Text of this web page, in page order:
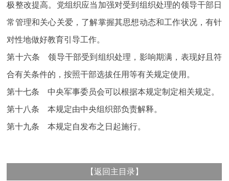
极整改提高。党组织应当加强对受到组织处理的领导干部日
常管理和关心关爱，了解掌握其思想动态和工作状况，有针
对性地做好教育引导工作。
第十六条 领导干部受到组织处理，影响期满，表现好且符
合有关条件的，按照干部选拔任用等有关规定使用。
第十七条 中央军事委员会可以根据本规定制定相关规定。
第十八条 本规定由中央组织部负责解释。
第十九条 本规定自发布之日起施行。
【返回主目录 】